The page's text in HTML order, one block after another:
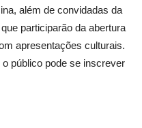
além de convidadas da
participarão da abertura
apresentações culturais.
público pode se inscrever